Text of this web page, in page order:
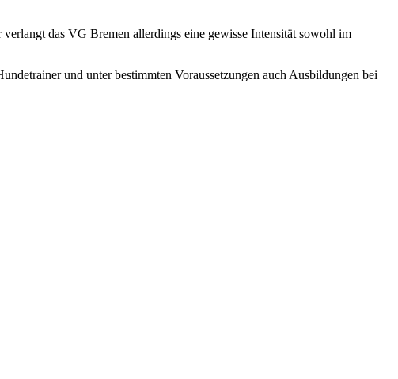
das VG Bremen allerdings eine gewisse Intensität sowohl im
und unter bestimmten Voraussetzungen auch Ausbildungen bei